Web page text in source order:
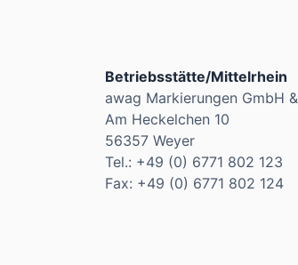
Betriebsstätte/Mittelrhein
awag Markierungen GmbH
Am Heckelchen 10
56357 Weyer
Tel.: +49 (0) 6771 802 123
Fax: +49 (0) 6771 802 124